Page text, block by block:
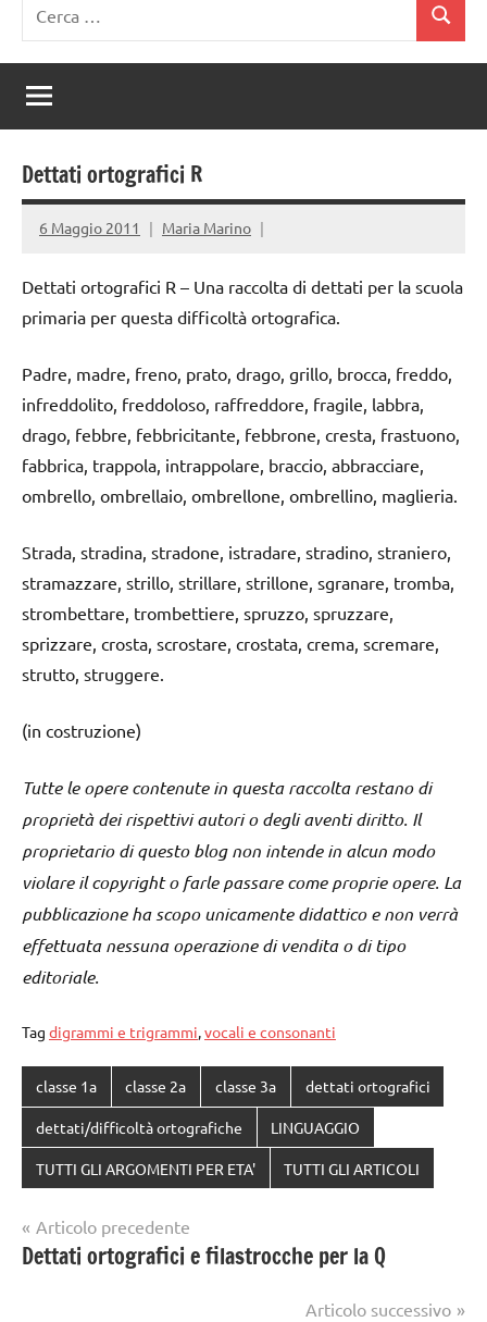
per:
Cerca
Dettati ortografici R
6 Maggio 2011 Maria Marino
Dettati ortografici R – Una raccolta di dettati per la scuola
primaria per questa difficoltà ortografica.
Padre, madre, freno, prato, drago, grillo, brocca, freddo,
infreddolito, freddoloso, raffreddore, fragile, labbra,
drago, febbre, febbricitante, febbrone, cresta, frastuono,
fabbrica, trappola, intrappolare, braccio, abbracciare,
ombrello, ombrellaio, ombrellone, ombrellino, maglieria.
Strada, stradina, stradone, istradare, stradino, straniero,
stramazzare, strillo, strillare, strillone, sgranare, tromba,
strombettare, trombettiere, spruzzo, spruzzare,
sprizzare, crosta, scrostare, crostata, crema, scremare,
strutto, struggere.
(in costruzione)
Tutte le opere contenute in questa raccolta restano di
proprietà dei rispettivi autori o degli aventi diritto. Il
proprietario di questo blog non intende in alcun modo
violare il copyright o farle passare come proprie opere. La
pubblicazione ha scopo unicamente didattico e non verrà
effettuata nessuna operazione di vendita o di tipo
editoriale.
Tag digrammi e trigrammi,vocali e consonanti
classe 1a classe 2a classe 3a dettati ortografici
dettati/difficoltà ortografiche LINGUAGGIO
TUTTI GLI ARGOMENTI PER ETA' TUTTI GLI ARTICOLI
Navigazione
articoli
Articolo precedente
Dettati ortografici e filastrocche per la Q
Articolo successivo